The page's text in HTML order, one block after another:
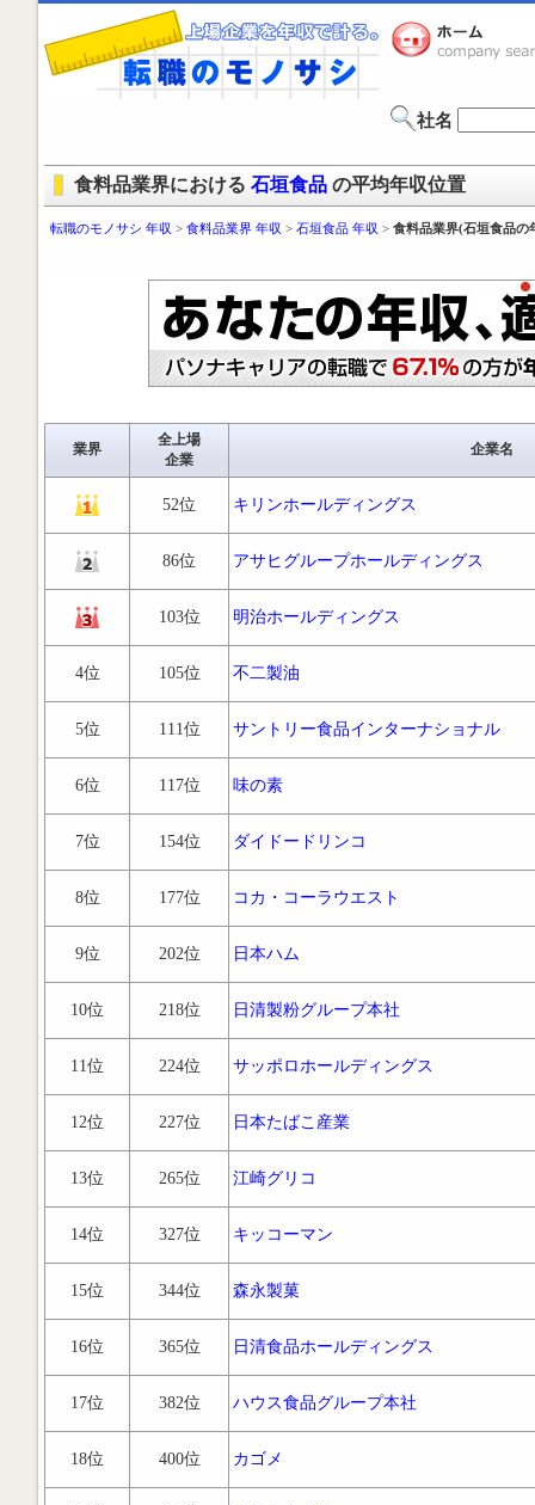
社名
食料品業界における 石垣食品 の平均年収位置
転職のモノサシ 年収 > 食料品業界 年収 > 石垣食品 年収 > 食料品業界(石垣食品の
業界
全上場
企業
企業名
52位 キリンホールディングス
86位 アサヒグループホールディングス
103位 明治ホールディングス
4位 105位 不二製油
5位 111位 サントリー食品インターナショナル
6位 117位 味の素
7位 154位 ダイドードリンコ
8位 177位 コカ・コーラウエスト
9位 202位 日本ハム
10位 218位 日清製粉グループ本社
11位 224位 サッポロホールディングス
12位 227位 日本たばこ産業
13位 265位 江崎グリコ
14位 327位 キッコーマン
15位 344位 森永製菓
16位 365位 日清食品ホールディングス
17位 382位 ハウス食品グループ本社
18位 400位 カゴメ